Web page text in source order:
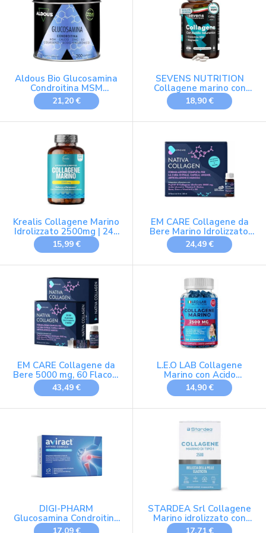
di Collagene (500 g)
Aldous Bio Glucosamina
Condroitina MSM
Integratore - 200
Compresse - Collagene e
Ossa - Zinc, Vitamina D3,
Calcio - Antinfiammatorio
Naturale - ALDOUS
21,20 €
SEVENS NUTRITION
Collagene marino con
Acido Ialuronico
Idrolizzato Puro e
18,90 €
Krealis Collagene Marino
Idrolizzato 2500mg | 240
Capsule, Acido Ialuronico
Biotina
15,99 €
EM CARE Collagene da
Bere Marino Idrolizzato,
30 Flaconi
24,49 €
EM CARE Collagene da
Bere 5000 mg, 60 Flaconi
(2 Mesi)
43,49 €
L.E.O LAB Collagene
Marino con Acido
Ialuronico 2500mg 210
Gummies - Con Vitamina
Mantenimento della
Pelle, Capelli e Unghie
14,90 €
DIGI-PHARM
Glucosamina Condroitina
MSM alto Dosaggio
STARDEA Srl Collagene
Marino idrolizzato con
Zinco | Collagene in